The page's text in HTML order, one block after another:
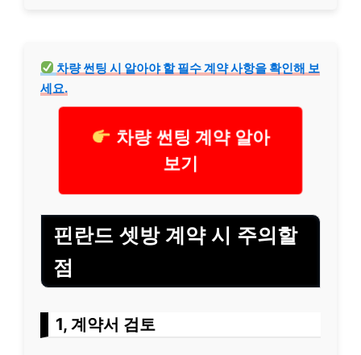
차량 썬팅 시 알아야 할 필수 계약 사항을 확인해 보
세요.
차량 썬팅 계약 알아
보기
핀란드 셋방 계약 시 주의할
점
1, 계약서 검토